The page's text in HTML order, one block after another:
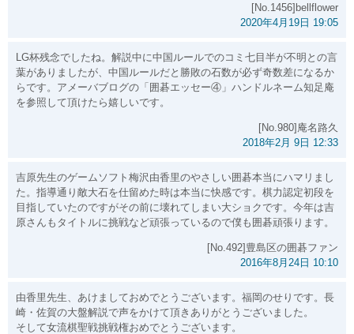
[No.1456]bellflower
2020年4月19日 19:05
LG杯残念でしたね。解説中に中国ルールでのコミ七目半が不明との言
葉がありましたが、中国ルールだと勝敗の石数が必ず奇数差になるか
らです。アメーバブログの「囲碁エッセー④」ハンドルネーム知足庵
を参照して頂けたら嬉しいです。
[No.980]庵名路久
2018年2月 9日 12:33
吉原先生のゲームソフト梅沢由香里のやさしい囲碁本当にハマリまし
た。指導通り敵大石を仕留めた時は本当に快感です。棋力認定初段を
目指していたのですがその前に壊れてしまい大ショクです。今年は吉
原さんもタイトルに挑戦など頑張っているので僕も囲碁頑張ります。
[No.492]豊島区の囲碁ファン
2016年8月24日 10:10
由香里先生、あけましておめでとうございます。福岡のせりです。長
崎・佐賀の大盤解説で声をかけて頂きありがとうございました。
そして女流棋聖戦挑戦権おめでとうございます。